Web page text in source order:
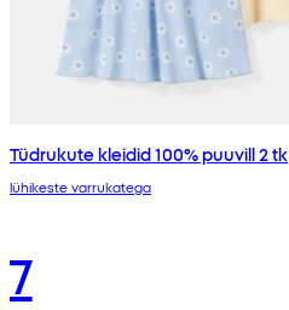
Tüdrukute kleidid 100% puuvill 2 tk
lühikeste varrukatega
7